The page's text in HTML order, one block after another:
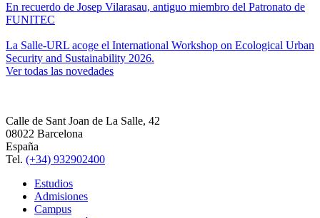
En recuerdo de Josep Vilarasau, antiguo miembro del Patronato de
FUNITEC
La Salle-URL acoge el International Workshop on Ecological Urban
Security and Sustainability 2026.
Ver todas las novedades
Calle de Sant Joan de La Salle, 42
08022 Barcelona
España
Tel. (+34) 932902400
Estudios
Admisiones
Campus